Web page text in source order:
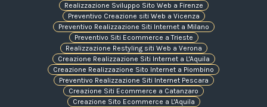
Realizzazione Sviluppo Sito Web a Firenze
Preventivo Creazione siti Web a Vicenza
Preventivo Realizzazione Siti Internet a Milano
Preventivo Siti Ecommerce a Trieste
Realizzazione Restyling siti Web a Verona
Creazione Realizzazione Siti Internet a L'Aquila
Creazione Realizzazione Sito Internet a Piombino
Preventivo Realizzazione Siti Internet Pescara
Creazione Siti Ecommerce a Catanzaro
Creazione Sito Ecommerce a L'Aquila